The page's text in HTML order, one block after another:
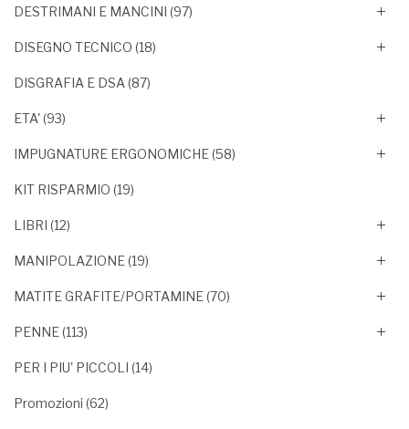
DESTRIMANI E MANCINI (97)
DISEGNO TECNICO (18)
DISGRAFIA E DSA (87)
ETA'(93)
IMPUGNATURE ERGONOMICHE(58)
KIT RISPARMIO (19)
LIBRI (12)
MANIPOLAZIONE(19)
MATITE GRAFITE/PORTAMINE(70)
PENNE(113)
PER I PIU' PICCOLI (14)
Promozioni (62)